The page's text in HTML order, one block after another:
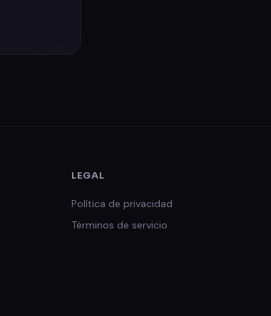
LEGAL
Política de privacidad
Términos de servicio